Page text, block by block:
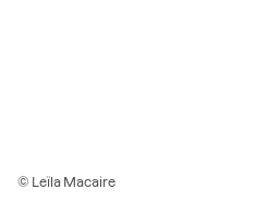
© Leïla Macaire